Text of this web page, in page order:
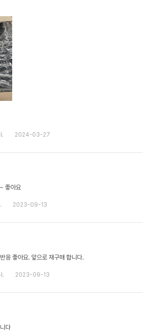
. 2024-03-27
좋아요
2023-09-13
응 좋아요. 앞으로 재구매 합니다.
. 2023-09-13
다